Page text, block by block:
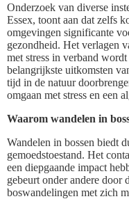
Onderzoek van diverse
Essex, toont aan dat zelfs
omgevingen significante
gezondheid. Het verlagen
met stress in verband
belangrijkste uitkomsten
tijd in de natuur
omgaan met stress en een
Waarom wandelen in
Wandelen in bossen biedt
gemoedstoestand. Het
een diepgaande impact
gebeurt onder andere door
boswandelingen met zich